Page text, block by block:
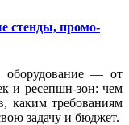
стенды, промо-
оборудование — от
и ресепшн-зон: чем
каким требованиям
задачу и бюджет.